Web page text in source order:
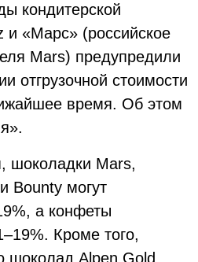
кондитерской
и «Марс» (российское
Mars) предупредили
отгрузочной стоимости
время. Об этом
шоколадки Mars,
Bounty могут
а конфеты
Кроме того,
шоколад Alpen Gold,